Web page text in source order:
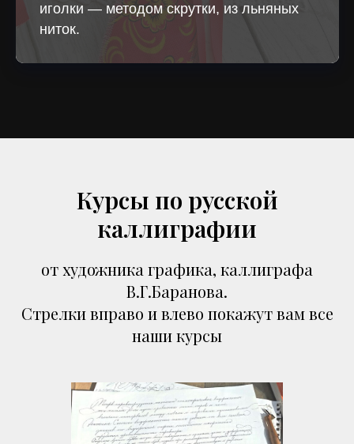
иголки — методом скрутки, из льняных
ниток.
Курсы по русской
каллиграфии
от художника графика, каллиграфа
В.Г.Баранова.
Стрелки вправо и влево покажут вам все
наши курсы